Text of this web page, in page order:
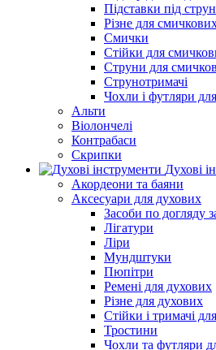
Підставки під
Різне для
Смички
Стійки для
Струни для
Струнотримачі
Чохли і футляри
Альти
Віолончелі
Контрабаси
Скрипки
Духові
Акордеони та баяни
Аксесуари для духових
Засоби по догляду
Лігатури
Ліри
Мундштуки
Пюпітри
Ремені для духових
Різне для духових
Стійки і тримачі
Тростини
Чохли та футляри